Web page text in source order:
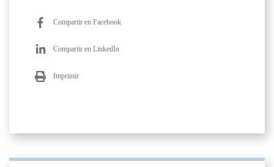
Compartir en Facebook
Compartir en LinkedIn
Imprimir